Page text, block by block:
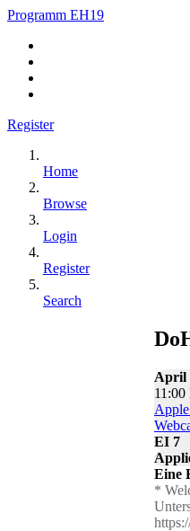
Programm EH19
Register
Home
Browse
Login
Register
Search
April
EI 7
Eine
*